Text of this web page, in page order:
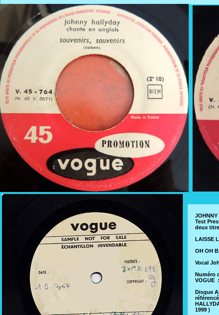
JOHNNY
Test
deux
LAISSE
OH OH
Vocal
Numéro
VOGUE
Disque
1999 )